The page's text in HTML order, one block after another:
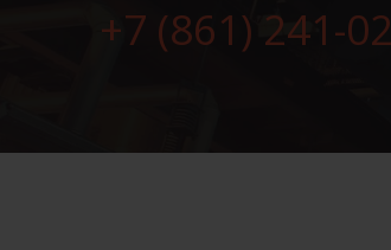
+7 (861) 241-